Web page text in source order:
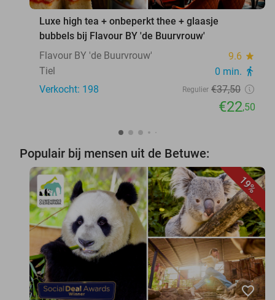
Luxe high tea + onbeperkt thee + glaasje
bubbels bij Flavour BY 'de Buurvrouw'
Flavour BY 'de Buurvrouw'
9.6 star
Tiel 0 min. directions_walk
Verkocht: 198 Regulier €37,50
€22,50
Populair bij mensen uit de Betuwe:
19%
favorite_border